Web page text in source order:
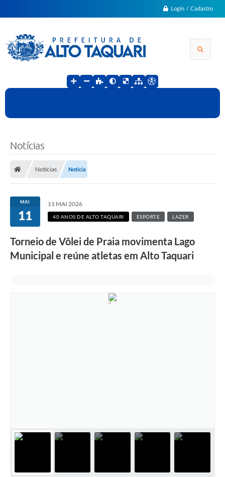
Login / Cadastro
Notícias
Notícias Notícia
MAI
11
11 MAI 2026
40 ANOS DE ALTO TAQUARI ESPORTE LAZER
Torneio de Vôlei de Praia movimenta Lago
Municipal e reúne atletas em Alto Taquari